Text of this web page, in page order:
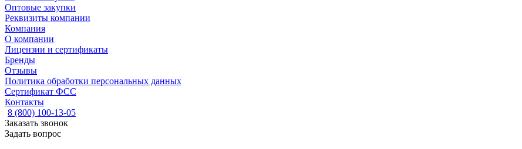
Оптовые закупки
Реквизиты компании
Компания
О компании
Лицензии и сертификаты
Бренды
Отзывы
Политика обработки персональных данных
Сертификат ФСС
Контакты
8 (800) 100-13-05
Заказать звонок
Задать вопрос